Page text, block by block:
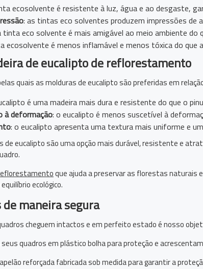
ecosolvente é resistente à luz, água e ao desgaste,
: as tintas eco solventes produzem impressões de
tinta eco solvente é mais amigável ao meio ambiente
ecosolvente é menos inflamável e menos tóxica do
de eucalipto de reflorestamento
quais as molduras de eucalipto são preferidas em
é uma madeira mais dura e resistente do que o
à deformação: o eucalipto é menos suscetível à
: o eucalipto apresenta uma textura mais uniforme e
de eucalipto são uma opção mais durável, resistente e
que ajuda a preservar as florestas naturais
ecológico.
maneira segura
cheguem intactos e em perfeito estado é nosso
quadros em plástico bolha para proteção e
reforçada fabricada sob medida para garantir a